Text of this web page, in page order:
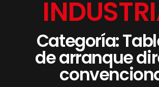
Categoría:
de arranque